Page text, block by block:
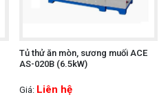
Tủ thử ăn mòn, sương muối ACE
AS-020B (6.5kW)
Giá: Liên hệ